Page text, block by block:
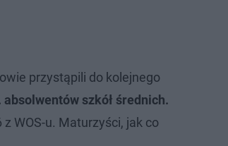
przystąpili do kolejnego
absolwentów szkół średnich.
WOS-u. Maturzyści, jak co